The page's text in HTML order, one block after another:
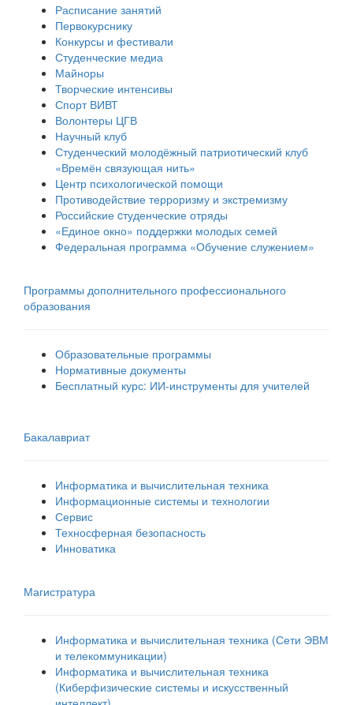
Расписание занятий
Первокурснику
Конкурсы и фестивали
Студенческие медиа
Майноры
Творческие интенсивы
Спорт ВИВТ
Волонтеры ЦГВ
Научный клуб
Студенческий молодёжный патриотический клуб
«Времён связующая нить»
Центр психологической помощи
Противодействие терроризму и экстремизму
Российские cтуденческие отряды
«Единое окно» поддержки молодых семей
Федеральная программа «Обучение служением»
Программы дополнительного профессионального
образования
Образовательные программы
Нормативные документы
Бесплатный курс: ИИ‑инструменты для учителей
Бакалавриат
Информатика и вычислительная техника
Информационные системы и технологии
Сервис
Техносферная безопасность
Инноватика
Магистратура
Информатика и вычислительная техника (Сети ЭВМ
и телекоммуникации)
Информатика и вычислительная техника
(Киберфизические системы и искусственный